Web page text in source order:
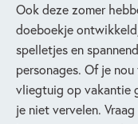
Ook deze zomer
doeboekje
spelletjes en
personages. Of je
vliegtuig op vakantie
je niet vervelen.